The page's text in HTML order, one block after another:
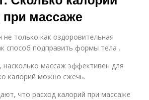
при массаже
только как оздоровительная
способ подправить формы тела .
насколько массаж эффективен для
калорий можно сжечь.
что расход калорий при массаже